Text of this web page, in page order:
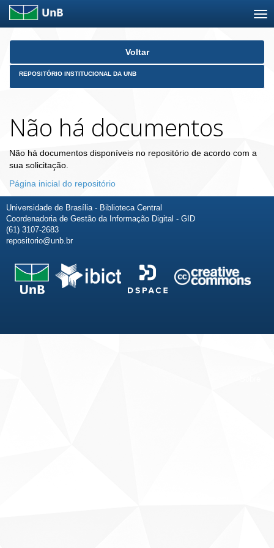
Skip
Voltar
REPOSITÓRIO INSTITUCIONAL DA UNB
Não há documentos
Não há documentos disponíveis no repositório de acordo com a
sua solicitação.
Página inicial do repositório
Universidade de Brasília - Biblioteca Central
Coordenadoria de Gestão da Informação Digital - GID
(61) 3107-2683
repositorio@unb.br